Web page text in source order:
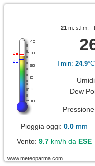
21 m. s.l.m. -
Tmin: 24.9°C
Dew
Pressione:
Pioggia oggi: 0.0 mm
Vento: 9.7 km/h da ESE
www.meteoparma.com